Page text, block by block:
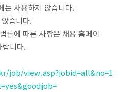
는 사용하지 않습니다.
습니다.
률에 따른 사항은 채용 홈페이
니다.
job/view.asp?jobid=all&no=1